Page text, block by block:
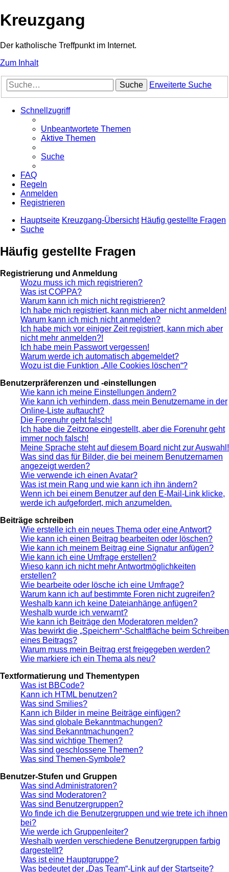
Kreuzgang
Der katholische Treffpunkt im Internet.
Zum Inhalt
Suche Erweiterte Suche
Schnellzugriff
Unbeantwortete Themen
Aktive Themen
Suche
FAQ
Regeln
Anmelden
Registrieren
Hauptseite Kreuzgang-Übersicht Häufig gestellte Fragen
Suche
Häufig gestellte Fragen
Registrierung und Anmeldung
Wozu muss ich mich registrieren?
Was ist COPPA?
Warum kann ich mich nicht registrieren?
Ich habe mich registriert, kann mich aber nicht anmelden!
Warum kann ich mich nicht anmelden?
Ich habe mich vor einiger Zeit registriert, kann mich aber
nicht mehr anmelden?!
Ich habe mein Passwort vergessen!
Warum werde ich automatisch abgemeldet?
Wozu ist die Funktion „Alle Cookies löschen“?
Benutzerpräferenzen und -einstellungen
Wie kann ich meine Einstellungen ändern?
Wie kann ich verhindern, dass mein Benutzername in der
Online-Liste auftaucht?
Die Forenuhr geht falsch!
Ich habe die Zeitzone eingestellt, aber die Forenuhr geht
immer noch falsch!
Meine Sprache steht auf diesem Board nicht zur Auswahl!
Was sind das für Bilder, die bei meinem Benutzernamen
angezeigt werden?
Wie verwende ich einen Avatar?
Was ist mein Rang und wie kann ich ihn ändern?
Wenn ich bei einem Benutzer auf den E-Mail-Link klicke,
werde ich aufgefordert, mich anzumelden.
Beiträge schreiben
Wie erstelle ich ein neues Thema oder eine Antwort?
Wie kann ich einen Beitrag bearbeiten oder löschen?
Wie kann ich meinem Beitrag eine Signatur anfügen?
Wie kann ich eine Umfrage erstellen?
Wieso kann ich nicht mehr Antwortmöglichkeiten
erstellen?
Wie bearbeite oder lösche ich eine Umfrage?
Warum kann ich auf bestimmte Foren nicht zugreifen?
Weshalb kann ich keine Dateianhänge anfügen?
Weshalb wurde ich verwarnt?
Wie kann ich Beiträge den Moderatoren melden?
Was bewirkt die „Speichern“-Schaltfläche beim Schreiben
eines Beitrags?
Warum muss mein Beitrag erst freigegeben werden?
Wie markiere ich ein Thema als neu?
Textformatierung und Thementypen
Was ist BBCode?
Kann ich HTML benutzen?
Was sind Smilies?
Kann ich Bilder in meine Beiträge einfügen?
Was sind globale Bekanntmachungen?
Was sind Bekanntmachungen?
Was sind wichtige Themen?
Was sind geschlossene Themen?
Was sind Themen-Symbole?
Benutzer-Stufen und Gruppen
Was sind Administratoren?
Was sind Moderatoren?
Was sind Benutzergruppen?
Wo finde ich die Benutzergruppen und wie trete ich ihnen
bei?
Wie werde ich Gruppenleiter?
Weshalb werden verschiedene Benutzergruppen farbig
dargestellt?
Was ist eine Hauptgruppe?
Was bedeutet der „Das Team“-Link auf der Startseite?